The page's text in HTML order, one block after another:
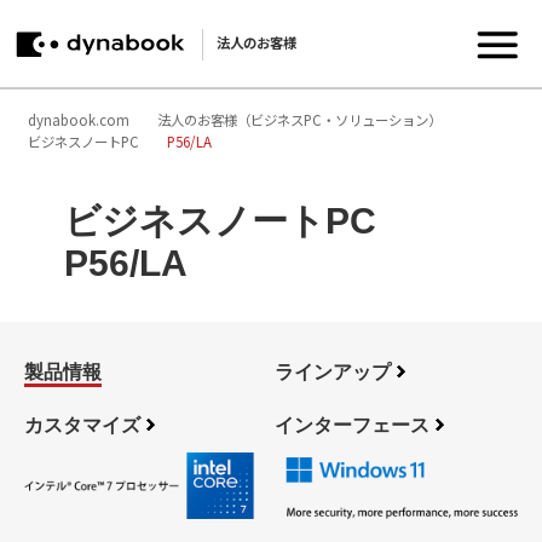
法人のお客様
dynabook.com
法人のお客様（ビジネスPC・ソリューション）
ビジネスノートPC
P56/LA
ビジネスノートPC
P56/LA
製品情報 ラインアップ
カスタマイズ インターフェース